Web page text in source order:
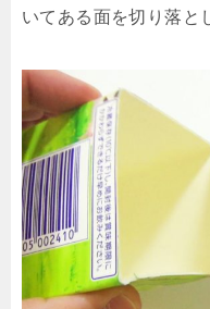
いてある面を切り落と